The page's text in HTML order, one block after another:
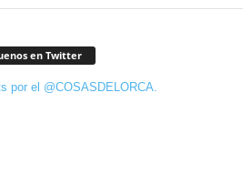
en Twitter
por el @COSASDELORCA.